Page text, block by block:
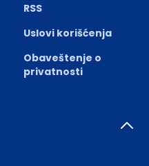
RSS
Uslovi korišćenja
Obaveštenje o
privatnosti